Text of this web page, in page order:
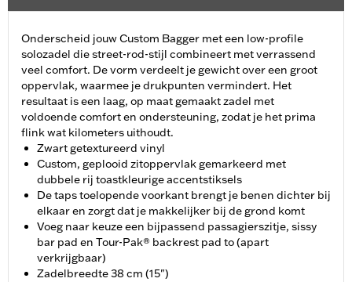
Onderscheid jouw Custom Bagger met een low-profile
solozadel die street-rod-stijl combineert met verrassend
veel comfort. De vorm verdeelt je gewicht over een groot
oppervlak, waarmee je drukpunten vermindert. Het
resultaat is een laag, op maat gemaakt zadel met
voldoende comfort en ondersteuning, zodat je het prima
flink wat kilometers uithoudt.
Zwart getextureerd vinyl
Custom, geplooid zitoppervlak gemarkeerd met
dubbele rij toastkleurige accentstiksels
De taps toelopende voorkant brengt je benen dichter bij
elkaar en zorgt dat je makkelijker bij de grond komt
Voeg naar keuze een bijpassend passagierszitje, sissy
bar pad en Tour-Pak® backrest pad to (apart
verkrijgbaar)
Zadelbreedte 38 cm (15")